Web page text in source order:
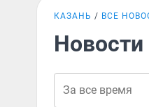
КАЗАНЬ ВСЕ
Новости